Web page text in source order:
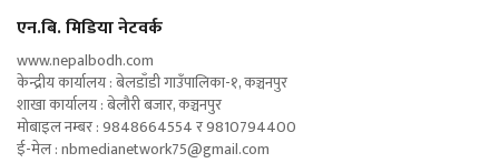
एन‍.बि. मिडिया नेटवर्क
www.nepalbodh.com
केन्द्रीय कार्यालय : बेलडाँडी गाउँपालिका-१, कञ्चनपुर
शाखा कार्यालय : बेलौरी बजार, कञ्चनपुर
मोबाइल नम्बर : 9848664554 र 9810794400
ई-मेल :nbmedianetwork75@gmail.com